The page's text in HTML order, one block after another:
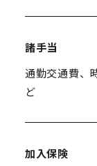
諸手当
通勤交通費、
ど
加入保険